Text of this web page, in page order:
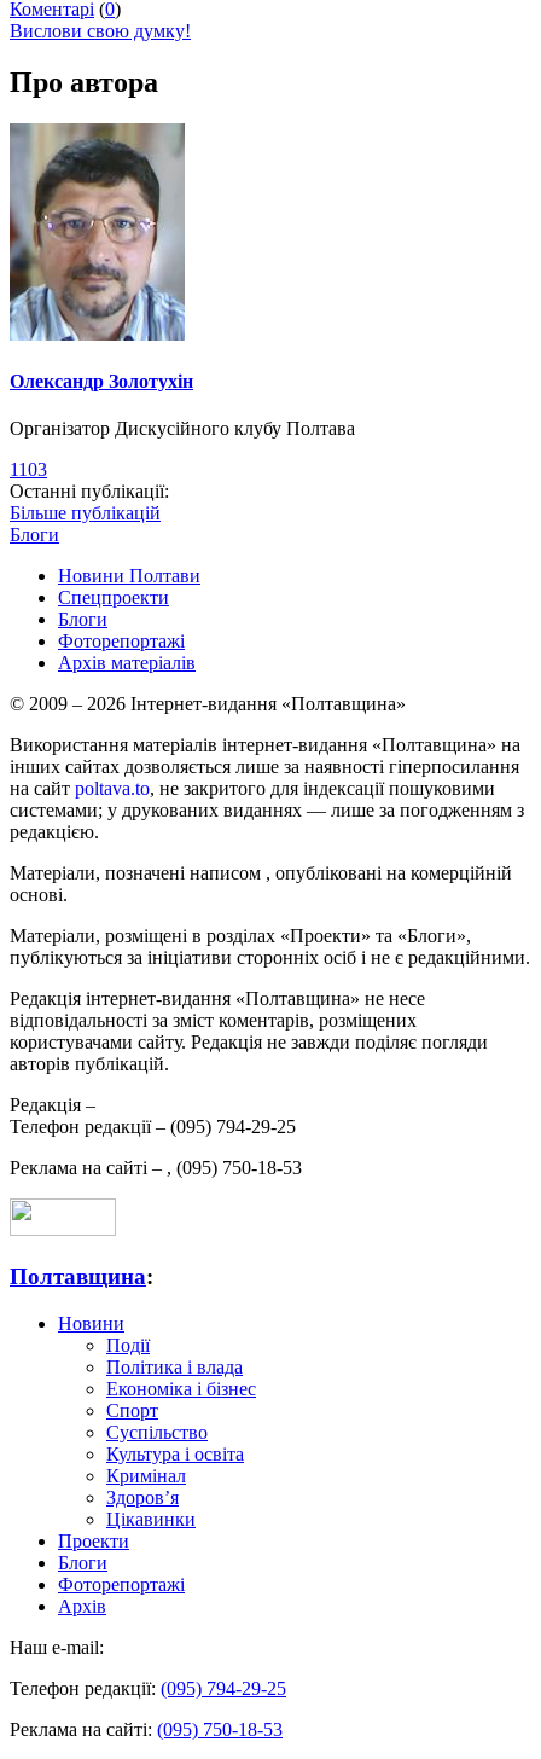
Коментарі (0)
Вислови свою думку!
Про автора
Олександр Золотухін
Організатор Дискусійного клубу Полтава
1103
Останні публікації:
Більше публікацій
Блоги
Новини Полтави
Спецпроекти
Блоги
Фоторепортажі
Архів матеріалів
© 2009 – 2026 Інтернет-видання «Полтавщина»
Використання матеріалів інтернет-видання «Полтавщина» на
інших сайтах дозволяється лише за наявності гіперпосилання
на сайт poltava.to, не закритого для індексації пошуковими
системами; у друкованих виданнях — лише за погодженням з
редакцією.
Матеріали, позначені написом , опубліковані на комерційній
основі.
Матеріали, розміщені в розділах «Проекти» та «Блоги»,
публікуються за ініціативи сторонніх осіб і не є редакційними.
Редакція інтернет-видання «Полтавщина» не несе
відповідальності за зміст коментарів, розміщених
користувачами сайту. Редакція не завжди поділяє погляди
авторів публікацій.
Редакція –
Телефон редакції – (095) 794-29-25
Реклама на сайті – , (095) 750-18-53
Полтавщина:
Новини
Події
Політика і влада
Економіка і бізнес
Спорт
Суспільство
Культура і освіта
Кримінал
Здоров’я
Цікавинки
Проекти
Блоги
Фоторепортажі
Архів
Наш e-mail:
Телефон редакції: (095) 794-29-25
Реклама на сайті: (095) 750-18-53